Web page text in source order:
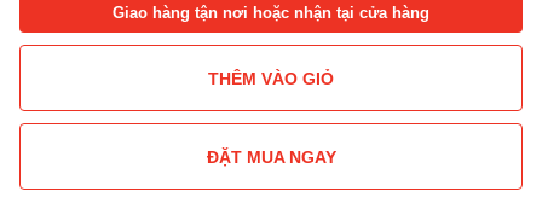
Giao hàng tận nơi hoặc nhận tại cửa hàng
THÊM VÀO GIỎ
ĐẶT MUA NGAY